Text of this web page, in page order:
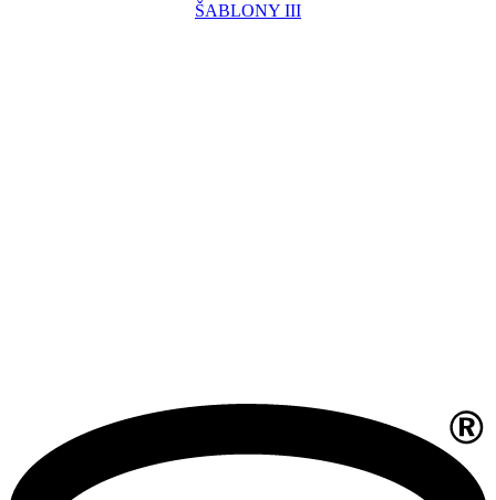
ŠABLONY III